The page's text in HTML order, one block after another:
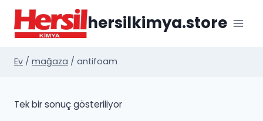
İçeriğe
geç
hersilkimya.store
Ev / mağaza / antifoam
Tek bir sonuç gösteriliyor